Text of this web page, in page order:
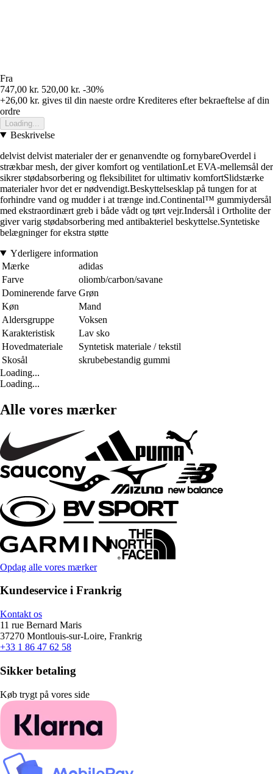
Fra
747,00 kr. 520,00 kr. -30%
+26,00 kr. gives til din naeste ordre Krediteres efter bekraeftelse af din
ordre
Loading...
Beskrivelse
delvist delvist materialer der er genanvendte og fornybareOverdel i
strækbar mesh, der giver komfort og ventilationLet EVA-mellemsål der
sikrer stødabsorbering og fleksibilitet for ultimativ komfortSlidstærke
materialer hvor det er nødvendigt.Beskyttelsesklap på tungen for at
forhindre vand og mudder i at trænge ind.Continental™ gummiydersål
med ekstraordinært greb i både vådt og tørt vejr.Indersål i Ortholite der
giver varig stødabsorbering med antibakteriel beskyttelse.Syntetiske
belægninger for ekstra støtte
Yderligere information
Mærke
adidas
Farve
oliomb/carbon/savane
Dominerende farve Grøn
Køn
Mand
Aldersgruppe
Voksen
Karakteristisk
Lav sko
Hovedmateriale
Syntetisk materiale / tekstil
Skosål
skrubebestandig gummi
Loading...
Loading...
Alle vores mærker
Opdag alle vores mærker
Kundeservice i Frankrig
Kontakt os
11 rue Bernard Maris
37270 Montlouis-sur-Loire, Frankrig
+33 1 86 47 62 58
Sikker betaling
Køb trygt på vores side